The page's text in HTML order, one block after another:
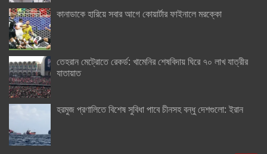
কানাডাকে হারিয়ে সবার আগে কোয়ার্টার ফাইনালে মরক্কো
তেহরান মেট্রোতে রেকর্ড: খামেনির শেষবিদায় ঘিরে ৭০ লাখ যাত্রীর
যাতায়াত
হরমুজ প্রণালিতে বিশেষ সুবিধা পাবে চীনসহ বন্ধু দেশগুলো: ইরান